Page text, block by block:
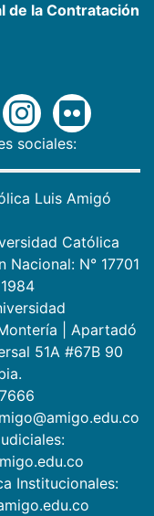
de la Contratación
sociales:
Luis Amigó
Católica
N° 17701
Apartadó
51A #67B 90
Institucionales: